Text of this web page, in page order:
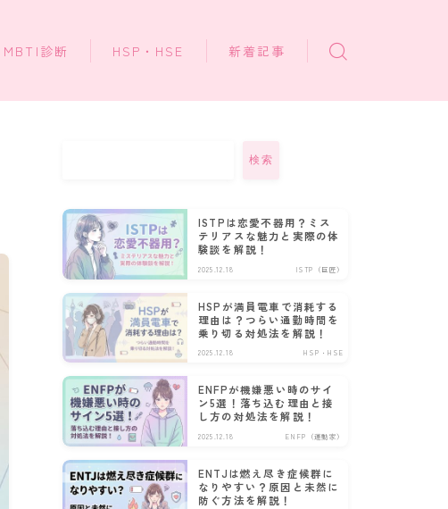
MBTI診断 HSP・HSE 新着記事
検索
ISTPは恋愛不器用？ミス
テリアスな魅力と実際の体
験談を解説！
2025.12.18 ISTP（巨匠）
HSPが満員電車で消耗する
理由は？つらい通勤時間を
乗り切る対処法を解説！
2025.12.18 HSP・HSE
ENFPが機嫌悪い時のサイ
ン5選！落ち込む理由と接
し方の対処法を解説！
2025.12.18 ENFP（運動家）
ENTJは燃え尽き症候群に
なりやすい？原因と未然に
防ぐ方法を解説！